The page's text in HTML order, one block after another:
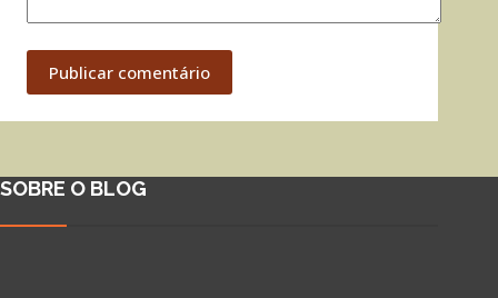
Publicar comentário
SOBRE O BLOG